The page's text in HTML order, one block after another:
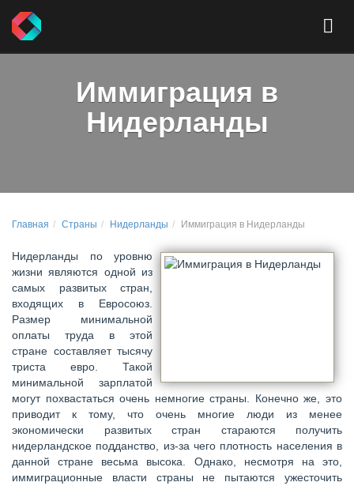
Иммиграция в
Нидерланды
Главная Страны Нидерланды Иммиграция в Нидерланды
Нидерланды по уровню
жизни являются одной из
самых развитых стран,
входящих в Евросоюз.
Размер минимальной
оплаты труда в этой
стране составляет тысячу
триста евро. Такой
минимальной зарплатой
могут похвастаться очень немногие страны. Конечно же, это
приводит к тому, что очень многие люди из менее
экономически развитых стран стараются получить
нидерландское подданство, из-за чего плотность населения в
данной стране весьма высока. Однако, несмотря на это,
иммиграционные власти страны не пытаются ужесточить